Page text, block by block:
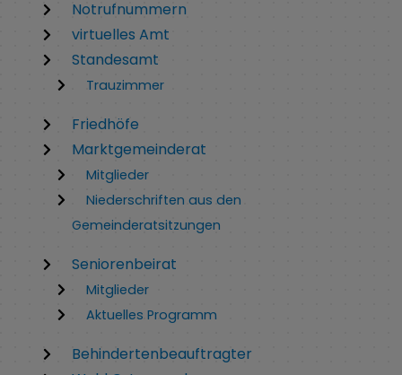
Notrufnummern
virtuelles Amt
Standesamt
Trauzimmer
Friedhöfe
Marktgemeinderat
Mitglieder
Niederschriften aus den
Gemeinderatsitzungen
Seniorenbeirat
Mitglieder
Aktuelles Programm
Behindertenbeauftragter